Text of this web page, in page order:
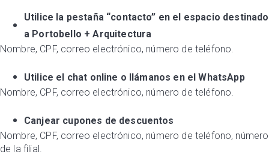
Utilice la pestaña “contacto” en el espacio destinado
a Portobello + Arquitectura
Nombre, CPF, correo electrónico, número de teléfono.
Utilice el chat online o llámanos en el WhatsApp
Nombre, CPF, correo electrónico, número de teléfono.
Canjear cupones de descuentos
Nombre, CPF, correo electrónico, número de teléfono, número
de la filial.